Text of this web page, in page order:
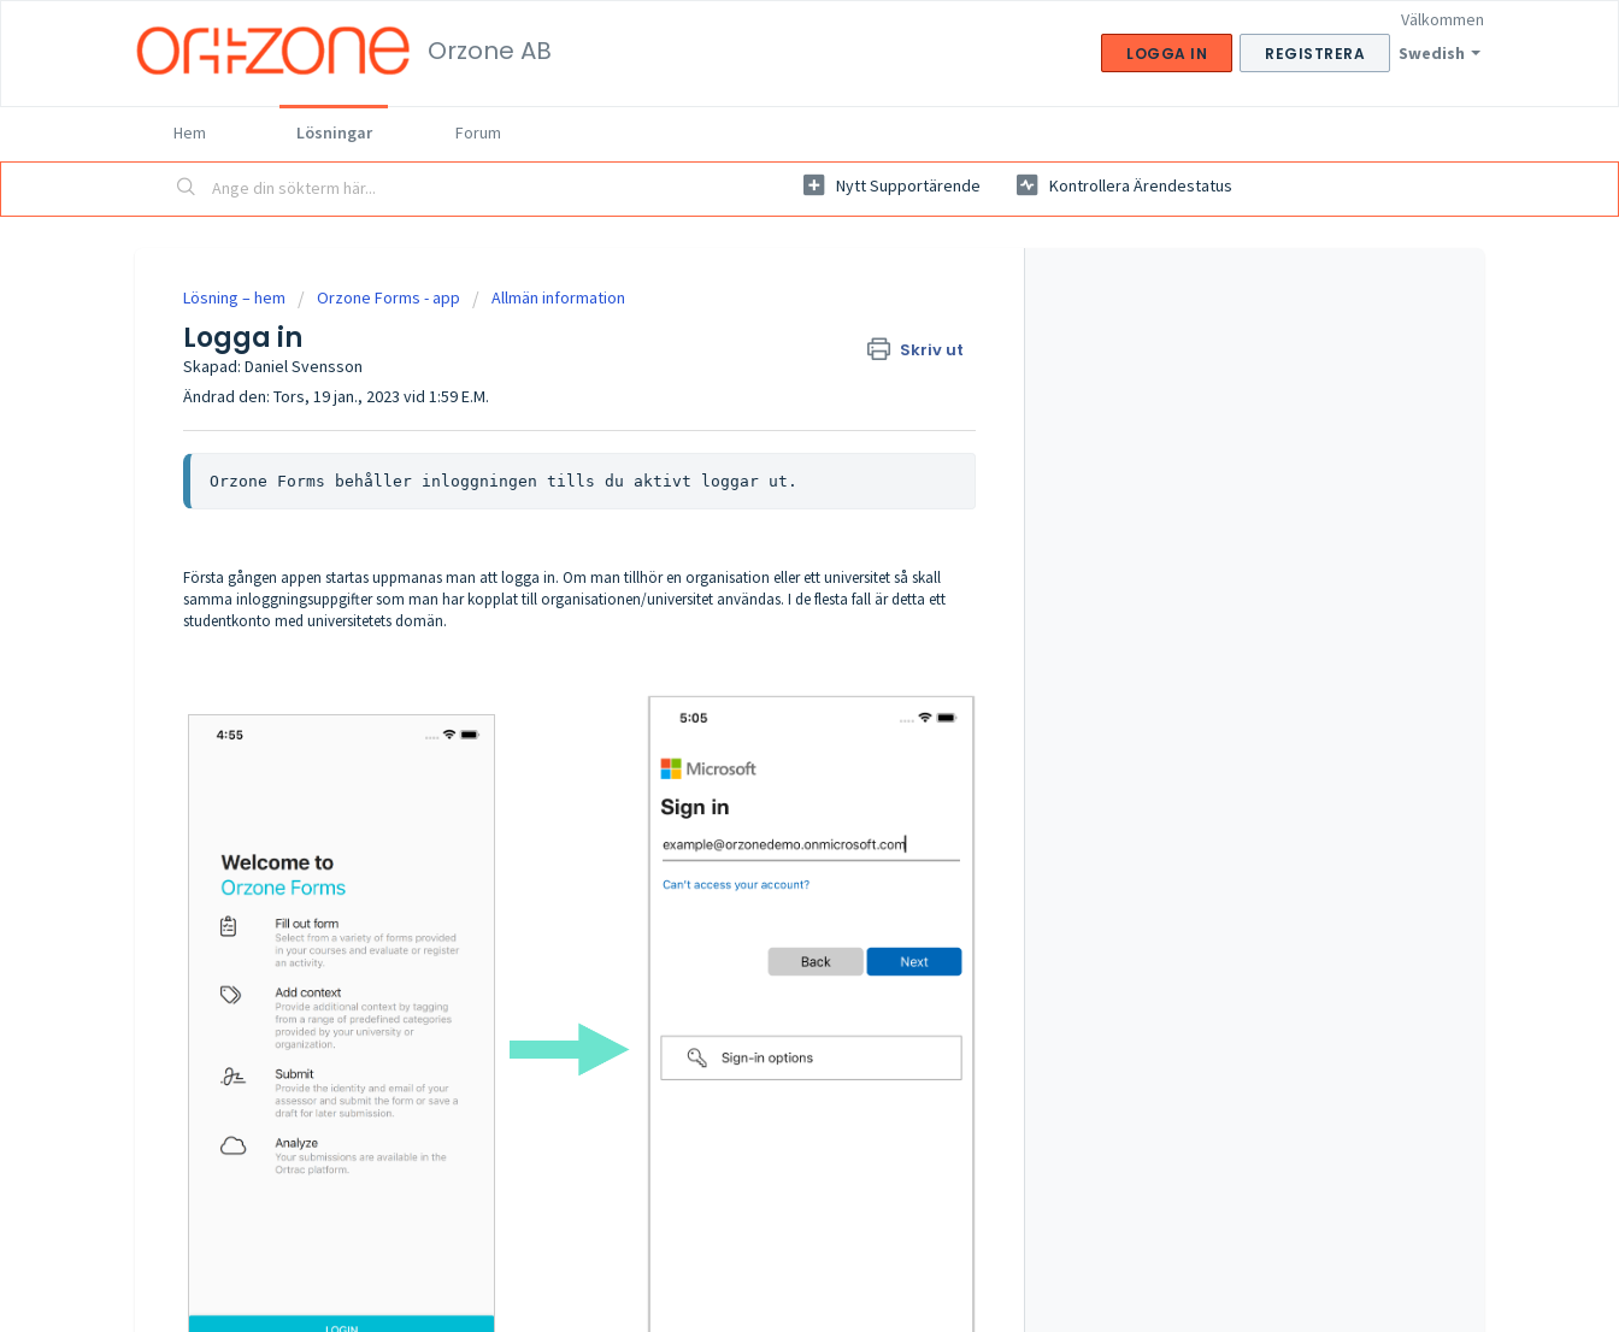
Orzone AB Swedish
Välkommen
LOGGA IN REGISTRERA
Hem Lösningar Forum
Nytt Supportärende Kontrollera Ärendestatus
Lösning – hem Orzone Forms - app Allmän information
Logga in Skriv ut
Skapad: Daniel Svensson
Ändrad den: Tors, 19 jan., 2023 vid 1:59 E.M.
Orzone Forms behåller inloggningen tills du aktivt loggar ut.
Första gången appen startas uppmanas man att logga in. Om man tillhör en organisation eller ett universitet så skall
samma inloggningsuppgifter som man har kopplat till organisationen/universitet användas. I de flesta fall är detta ett
studentkonto med universitetets domän.